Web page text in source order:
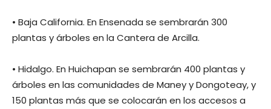
• Baja California. En Ensenada se sembrarán 300
plantas y árboles en la Cantera de Arcilla.
• Hidalgo. En Huichapan se sembrarán 400 plantas y
árboles en las comunidades de Maney y Dongoteay, y
150 plantas más que se colocarán en los accesos a